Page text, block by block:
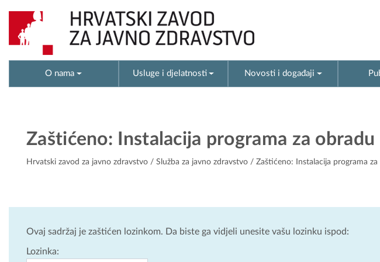
O nama Usluge i djelatnosti Novosti i događaji
Zaštićeno: Instalacija programa za
Hrvatski zavod za javno zdravstvo / Služba za javno zdravstvo / Zaštićeno: Instalacija programa
Ovaj sadržaj je zaštićen lozinkom. Da biste ga vidjeli unesite vašu lozinku ispod:
Lozinka: